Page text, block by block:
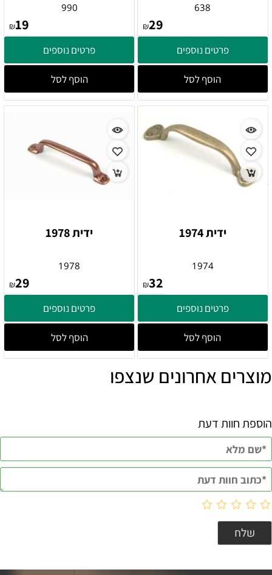
638
₪29
פרטים נוספים
הוסף לסל
990
₪19
פרטים נוספים
הוסף לסל
ידית 1974
1974
₪32
פרטים נוספים
הוסף לסל
ידית 1978
1978
₪29
פרטים נוספים
הוסף לסל
מוצרים אחרונים שנצפו
הוספת חוות דעת